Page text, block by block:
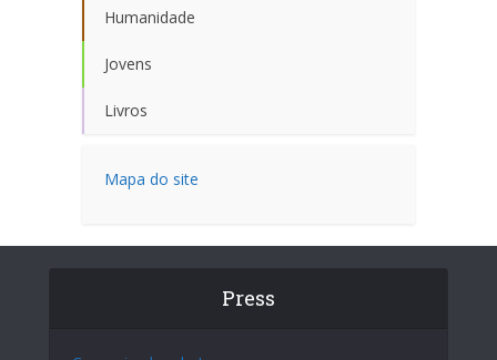
Humanidade
Jovens
Livros
Mapa do site
Press